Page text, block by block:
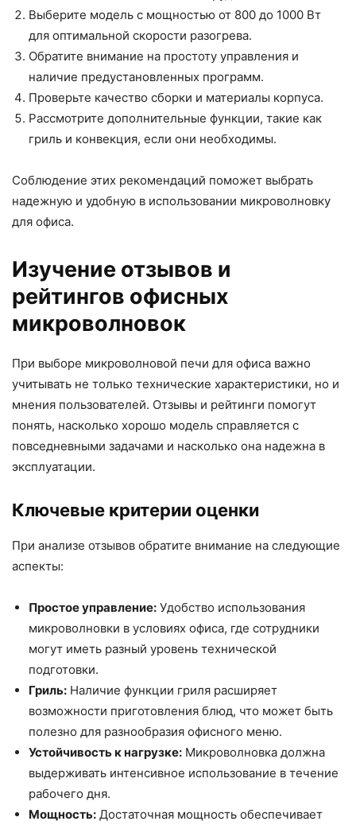
Выберите модель с мощностью от 800 до 1000 Вт
для оптимальной скорости разогрева.
Обратите внимание на простоту управления и
наличие предустановленных программ.
Проверьте качество сборки и материалы корпуса.
Рассмотрите дополнительные функции, такие как
гриль и конвекция, если они необходимы.
Соблюдение этих рекомендаций поможет выбрать
надежную и удобную в использовании микроволновку
для офиса.
Изучение отзывов и
рейтингов офисных
микроволновок
При выборе микроволновой печи для офиса важно
учитывать не только технические характеристики, но и
мнения пользователей. Отзывы и рейтинги помогут
понять, насколько хорошо модель справляется с
повседневными задачами и насколько она надежна в
эксплуатации.
Ключевые критерии оценки
При анализе отзывов обратите внимание на следующие
аспекты:
Простое управление: Удобство использования
микроволновки в условиях офиса, где сотрудники
могут иметь разный уровень технической
подготовки.
Гриль: Наличие функции гриля расширяет
возможности приготовления блюд, что может быть
полезно для разнообразия офисного меню.
Устойчивость к нагрузке: Микроволновка должна
выдерживать интенсивное использование в течение
рабочего дня.
Мощность: Достаточная мощность обеспечивает